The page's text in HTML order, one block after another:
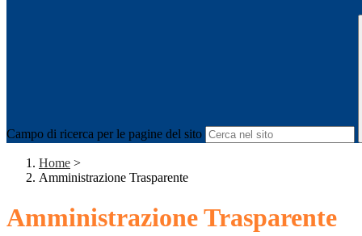
Campo di ricerca per le pagine del sito
Home >
Amministrazione Trasparente
Amministrazione Trasparente